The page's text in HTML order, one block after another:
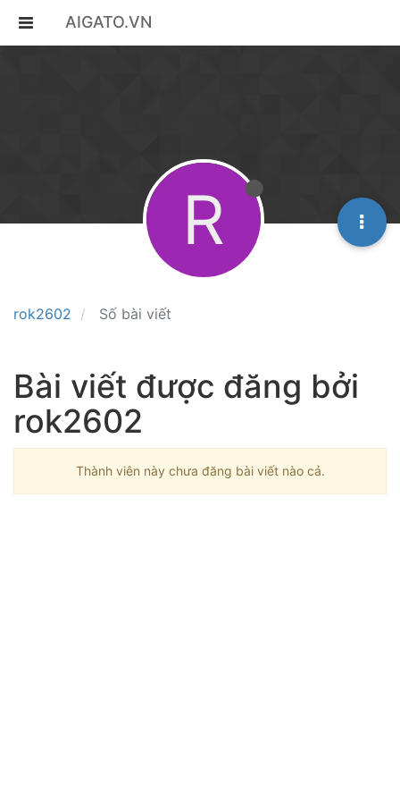
AIGATO.VN
rok2602 Số bài viết
R
Bài viết được đăng bởi
rok2602
Thành viên này chưa đăng bài viết nào cả.